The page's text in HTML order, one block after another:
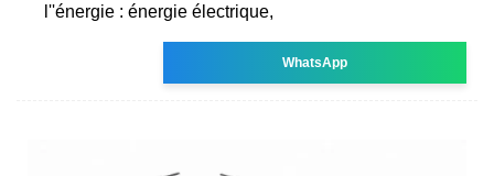
l''énergie : énergie électrique,
WhatsApp